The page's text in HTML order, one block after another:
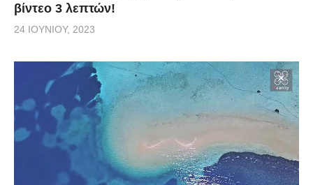
βίντεο 3 λεπτών!
24 ΙΟΥΝΊΟΥ, 2023